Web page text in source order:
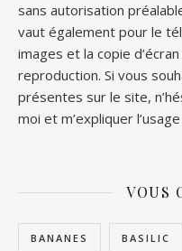
sans autorisation
vaut également pour le
images et la copie
reproduction. Si vous
présentes sur le site,
moi et m’expliquer
VOUS
BANANES BASILIC